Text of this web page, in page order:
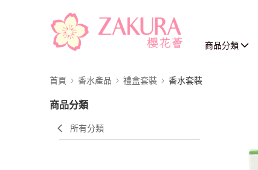
商品分類
首頁 香水產品 禮盒套裝 香水套裝
商品分類
所有分類